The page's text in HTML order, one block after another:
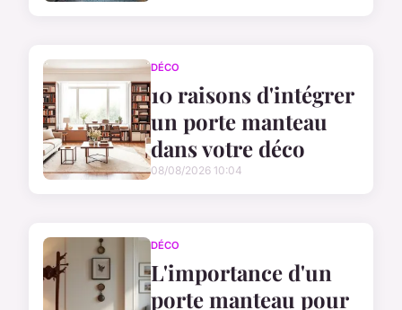
DÉCO
10 raisons d'intégrer
un porte manteau
dans votre déco
08/08/2026 10:04
DÉCO
L'importance d'un
porte manteau pour